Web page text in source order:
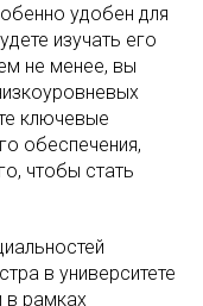
удобен для
изучать его
не менее, вы
ключевые
обеспечения,
чтобы стать
в университете
в рамках